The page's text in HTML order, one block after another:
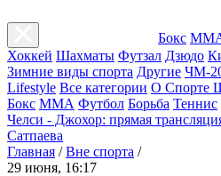
Бокс
Хоккей Шахматы Футзал Дзюдо
Зимние виды спорта Другие ЧМ-
Lifestyle Все категории О Спорте
Бокс ММА Футбол Борьба Теннис
Челси - Джохор: прямая
Сатпаева
Главная / Вне спорта /
29 июня, 16:17